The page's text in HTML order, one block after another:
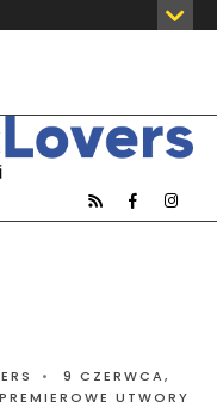
•
9 CZERWCA,
PREMIEROWE UTWORY